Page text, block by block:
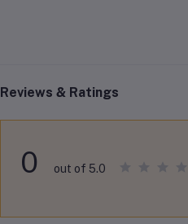
Reviews & Ratings
0 out of 5.0